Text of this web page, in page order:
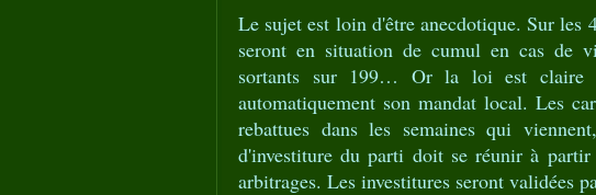
Le sujet est loin d'être anecdotique. Sur les
seront en situation de cumul en cas de
sortants sur 199… Or la loi est claire
automatiquement son mandat local. Les
rebattues dans les semaines qui
d'investiture du parti doit se réunir à
arbitrages. Les investitures seront validées